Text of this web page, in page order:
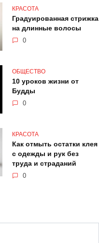
КРАСОТА
Градуированная стрижка
на длинные волосы
0
ОБЩЕСТВО
10 уроков жизни от
Будды
0
КРАСОТА
Как отмыть остатки клея
с одежды и рук без
труда и страданий
0